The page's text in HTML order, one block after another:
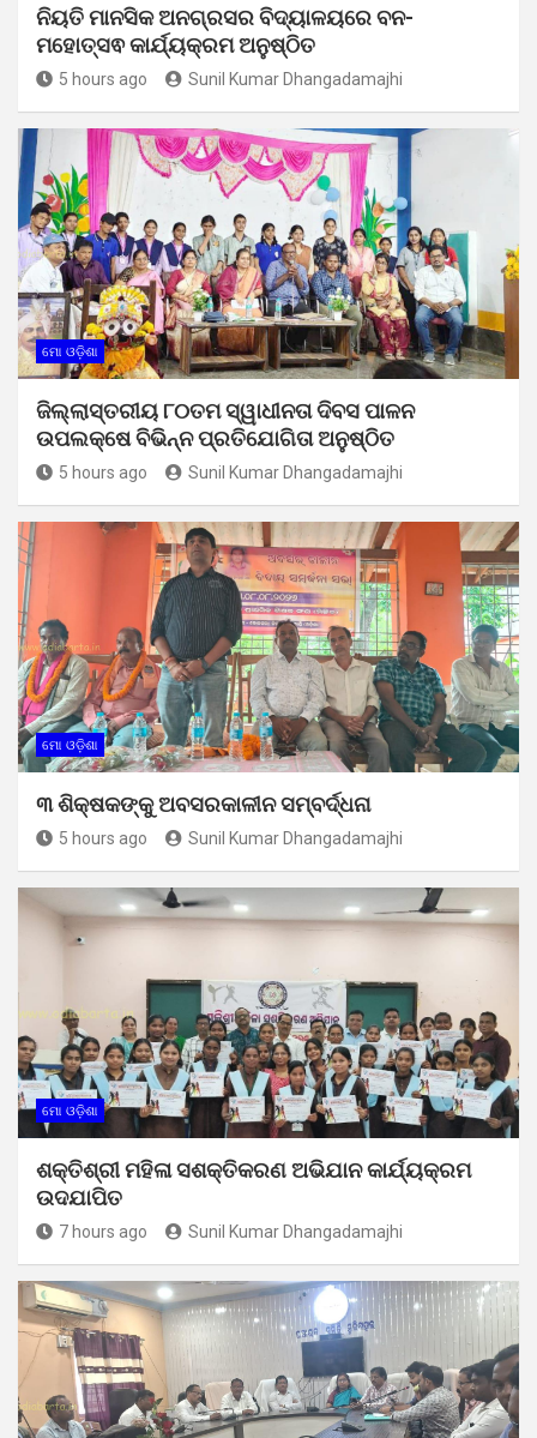
ନିୟତି ମାନସିକ ଅନଗ୍ରସର ବିଦ୍ୟାଳୟରେ ବନ-
ମହୋତ୍ସଵ କାର୍ଯ୍ୟକ୍ରମ ଅନୁଷ୍ଠିତ
5 hours ago Sunil Kumar Dhangadamajhi
ମୋ ଓଡ଼ିଶା
ଜିଲ୍ଲାସ୍ତରୀୟ ୮୦ତମ ସ୍ୱାଧୀନତା ଦିବସ ପାଳନ
ଉପଲକ୍ଷେ ବିଭିନ୍ନ ପ୍ରତିଯୋଗିତା ଅନୁଷ୍ଠିତ
5 hours ago Sunil Kumar Dhangadamajhi
ମୋ ଓଡ଼ିଶା
୩ ଶିକ୍ଷକଙ୍କୁ ଅବସରକାଳୀନ ସମ୍ବର୍ଦ୍ଧନା
5 hours ago Sunil Kumar Dhangadamajhi
ମୋ ଓଡ଼ିଶା
ଶକ୍ତିଶ୍ରୀ ମହିଳା ସଶକ୍ତିକରଣ ଅଭିଯାନ କାର୍ଯ୍ୟକ୍ରମ
ଉଦଯାପିତ
7 hours ago Sunil Kumar Dhangadamajhi